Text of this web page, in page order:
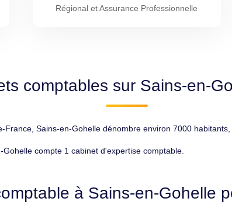
Régional et Assurance Professionnelle
comptables sur Sains-en-
Sains-en-Gohelle dénombre environ 7000
compte 1 cabinet d'expertise comptable.
à Sains-en-Gohelle